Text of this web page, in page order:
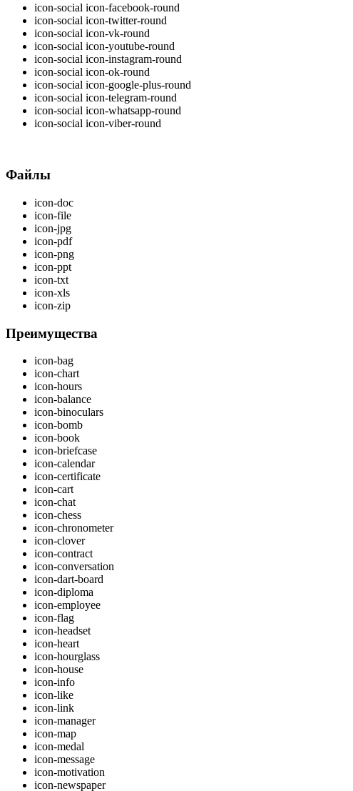
icon-social icon-facebook-round
icon-social icon-twitter-round
icon-social icon-vk-round
icon-social icon-youtube-round
icon-social icon-instagram-round
icon-social icon-ok-round
icon-social icon-google-plus-round
icon-social icon-telegram-round
icon-social icon-whatsapp-round
icon-social icon-viber-round
Файлы
icon-doc
icon-file
icon-jpg
icon-pdf
icon-png
icon-ppt
icon-txt
icon-xls
icon-zip
Преимущества
icon-bag
icon-chart
icon-hours
icon-balance
icon-binoculars
icon-bomb
icon-book
icon-briefcase
icon-calendar
icon-certificate
icon-cart
icon-chat
icon-chess
icon-chronometer
icon-clover
icon-contract
icon-conversation
icon-dart-board
icon-diploma
icon-employee
icon-flag
icon-headset
icon-heart
icon-hourglass
icon-house
icon-info
icon-like
icon-link
icon-manager
icon-map
icon-medal
icon-message
icon-motivation
icon-newspaper